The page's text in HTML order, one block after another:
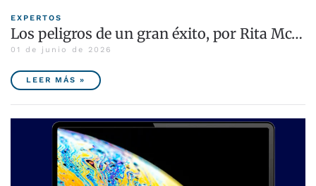
EXPERTOS
Los peligros de un gran éxito, por Rita Mc…
01 de junio de 2026
LEER MÁS »